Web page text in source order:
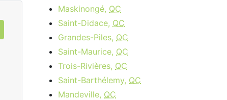
Maskinongé, QC
Saint-Didace, QC
Grandes-Piles, QC
Saint-Maurice, QC
Trois-Rivières, QC
Saint-Barthélemy, QC
Mandeville, QC